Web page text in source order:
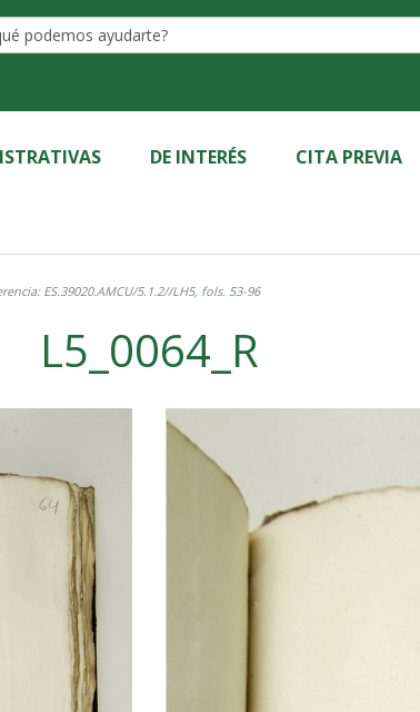
DE INTERÉS CITA PREVIA
ES.39020.AMCU/5.1.2//LH5, fols. 53-96
L5_0064_R